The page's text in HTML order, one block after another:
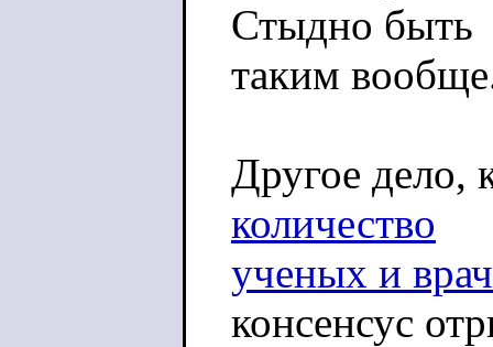
Стыдно быть
таким
Другое дело,
количество
ученых и
консенсус